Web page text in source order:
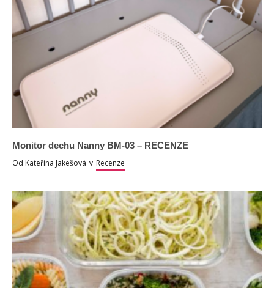
Monitor dechu Nanny BM-03 – RECENZE
Od Kateřina Jakešová v Recenze